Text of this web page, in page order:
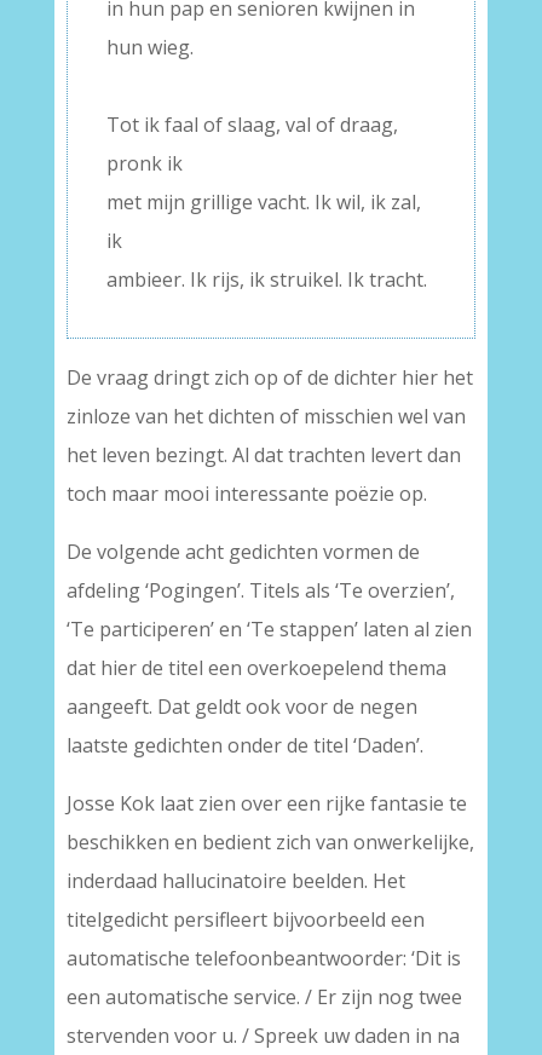
in hun pap en senioren kwijnen in
hun wieg.
Tot ik faal of slaag, val of draag,
pronk ik
met mijn grillige vacht. Ik wil, ik zal,
ik
ambieer. Ik rijs, ik struikel. Ik tracht.
De vraag dringt zich op of de dichter hier het
zinloze van het dichten of misschien wel van
het leven bezingt. Al dat trachten levert dan
toch maar mooi interessante poëzie op.
De volgende acht gedichten vormen de
afdeling ‘Pogingen’. Titels als ‘Te overzien’,
‘Te participeren’ en ‘Te stappen’ laten al zien
dat hier de titel een overkoepelend thema
aangeeft. Dat geldt ook voor de negen
laatste gedichten onder de titel ‘Daden’.
Josse Kok laat zien over een rijke fantasie te
beschikken en bedient zich van onwerkelijke,
inderdaad hallucinatoire beelden. Het
titelgedicht persifleert bijvoorbeeld een
automatische telefoonbeantwoorder: ‘Dit is
een automatische service. / Er zijn nog twee
stervenden voor u. / Spreek uw daden in na